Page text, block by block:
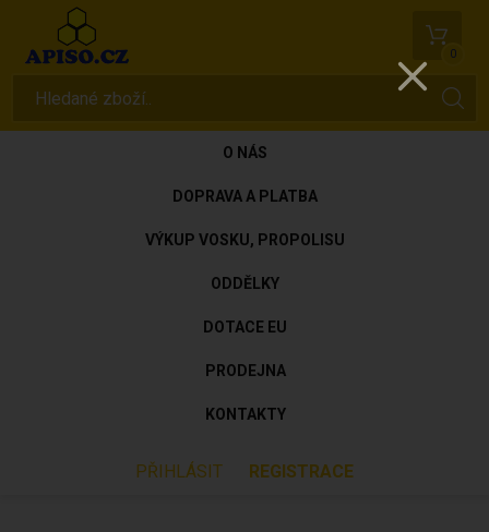
0
O NÁS
DOPRAVA A PLATBA
VÝKUP VOSKU, PROPOLISU
ODDĚLKY
DOTACE EU
PRODEJNA
KONTAKTY
PŘIHLÁSIT REGISTRACE